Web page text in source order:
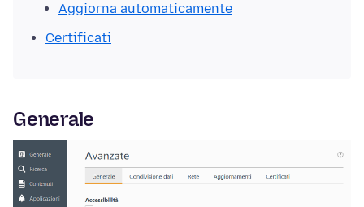
Aggiorna automaticamente
Certificati
Generale